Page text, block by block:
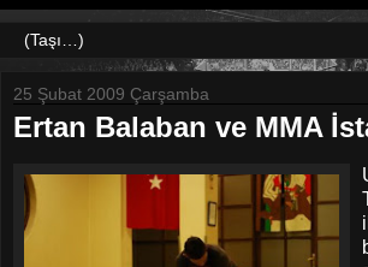
25 Şubat 2009 Çarşamba
Ertan Balaban ve MMA